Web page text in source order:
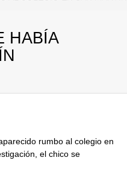
HABÍA
rumbo al colegio en
el chico se